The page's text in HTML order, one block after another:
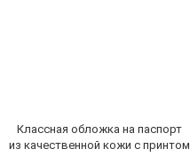
Клас­сная об­лож­ка на пас­порт
из ка­чес­твен­ной ко­жи с прин­том